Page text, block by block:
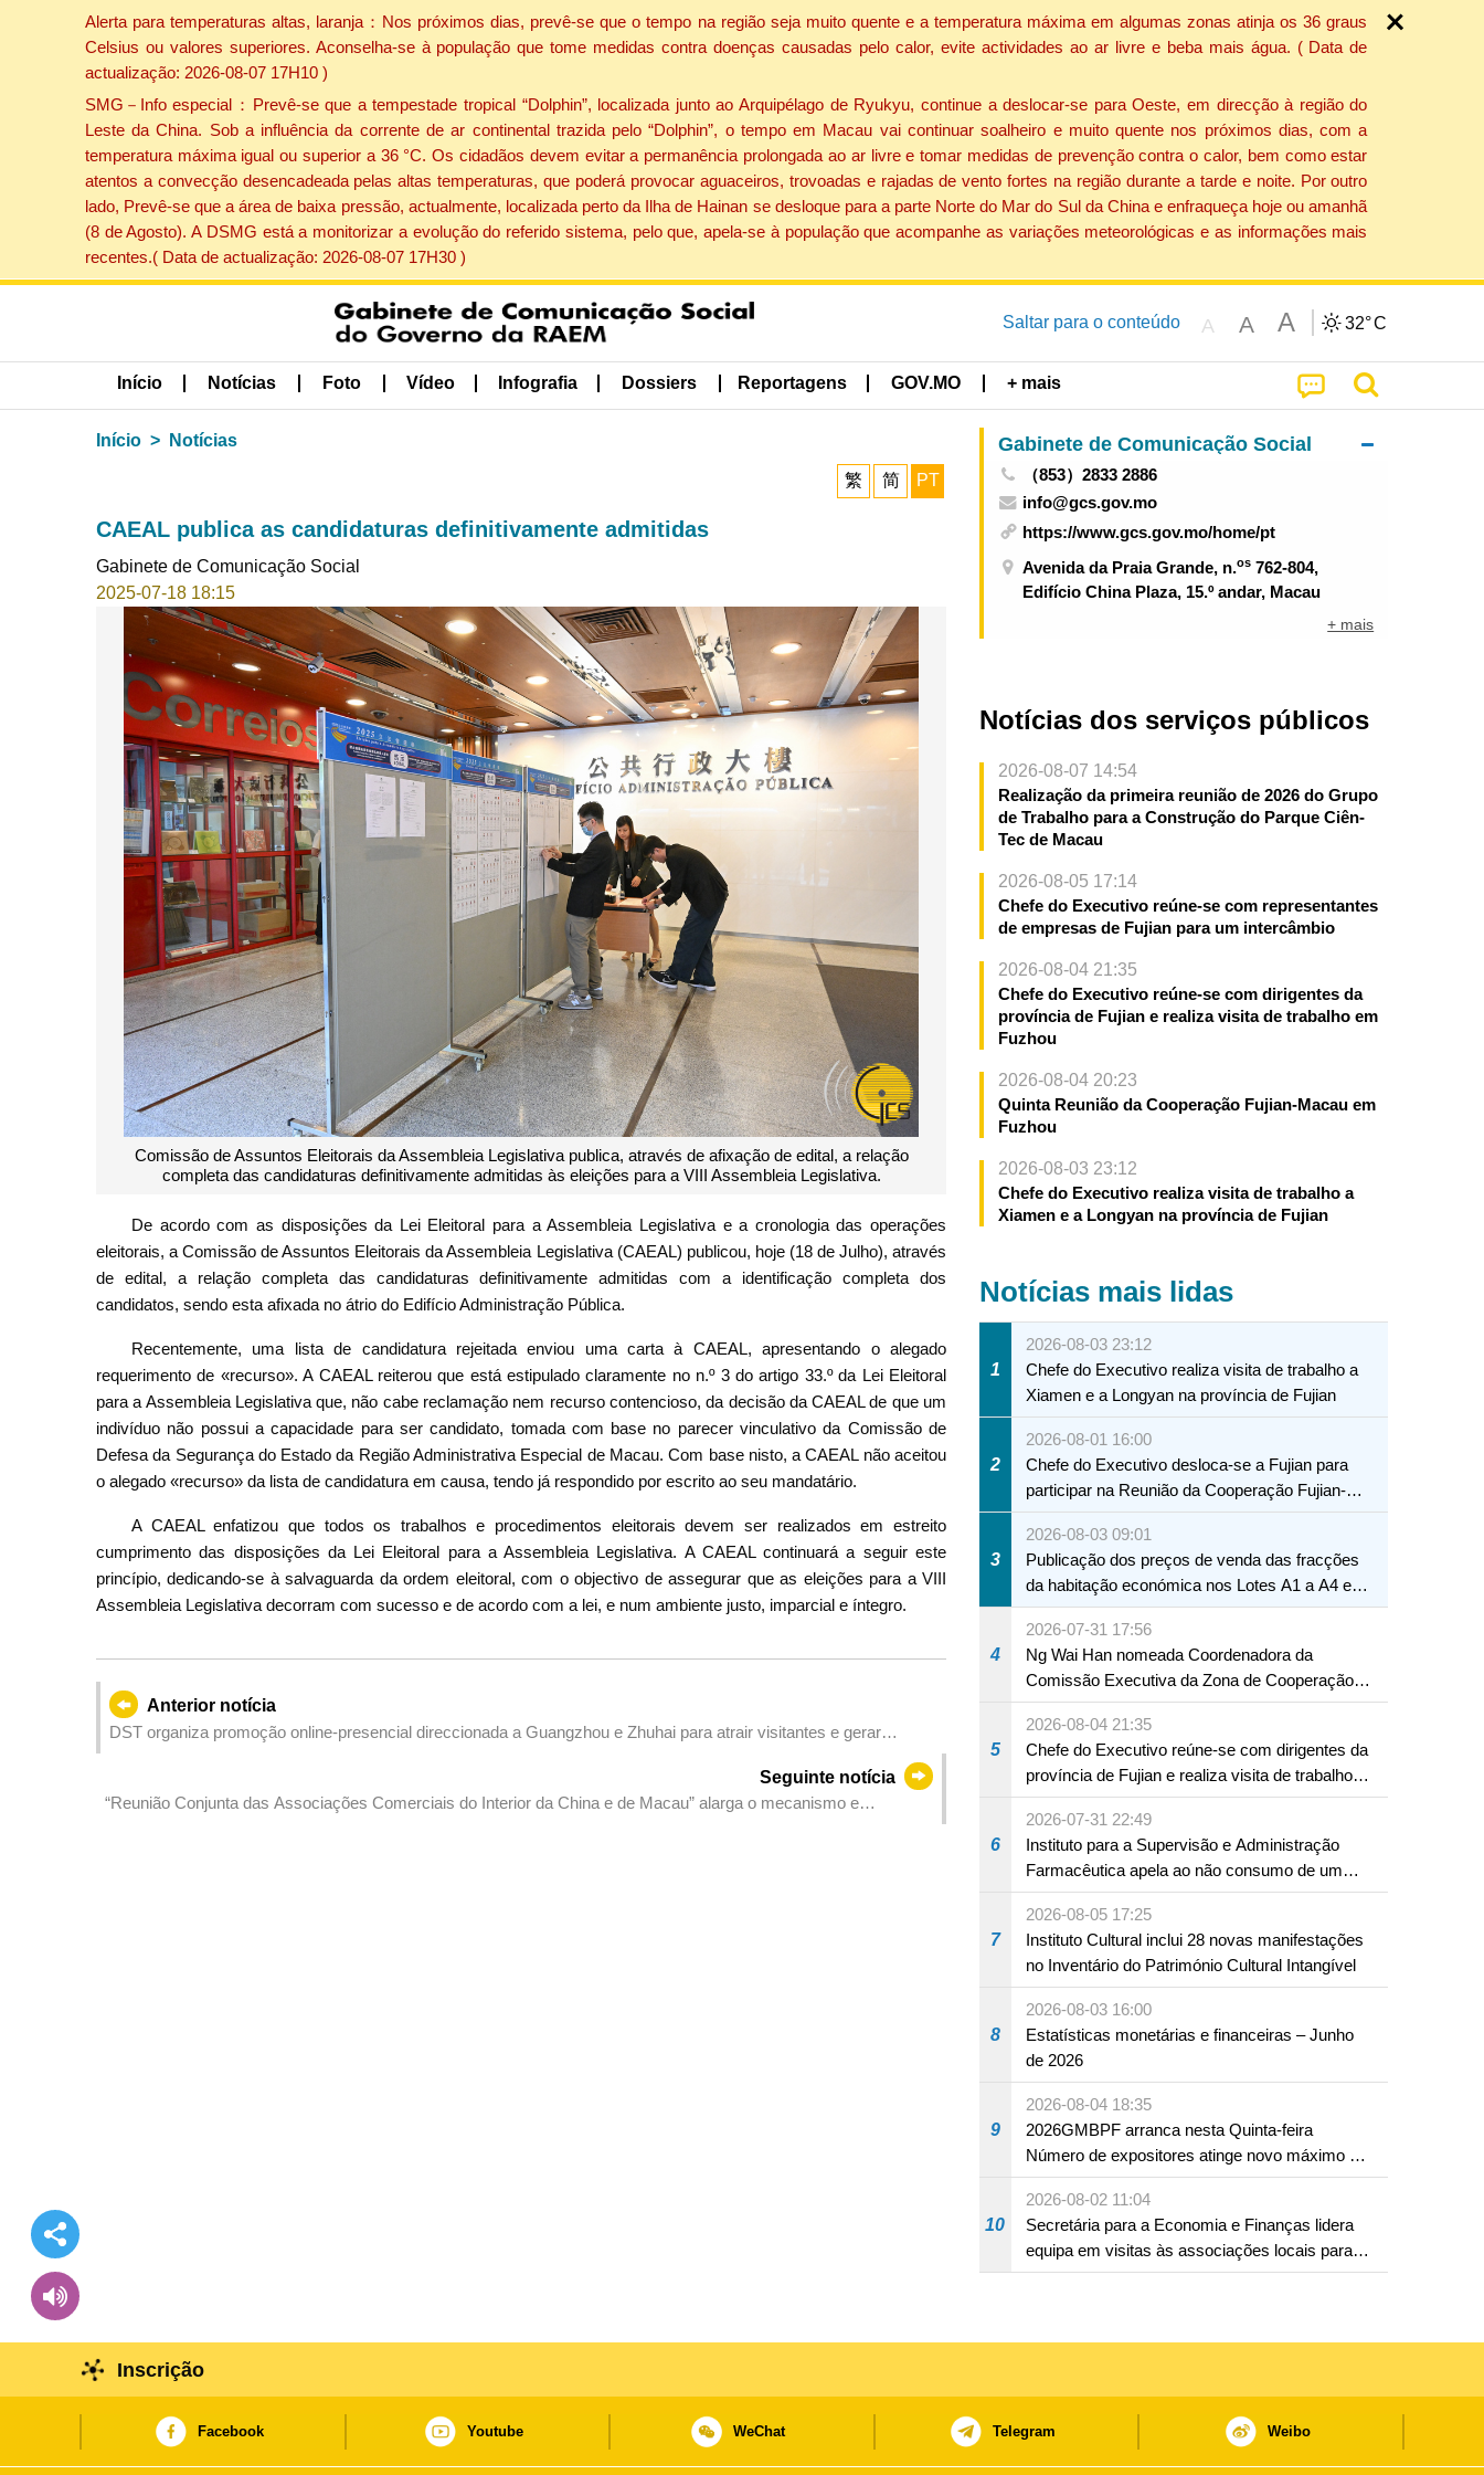
Alerta para temperaturas altas, laranja：Nos próximos dias, prevê-se que o tempo na região seja muito quente e a temperatura máxima em algumas zonas atinja os 36 graus
Celsius ou valores superiores. Aconselha-se à população que tome medidas contra doenças causadas pelo calor, evite actividades ao ar livre e beba mais água. ( Data de
actualização: 2026-08-07 17H10 )
SMG－Info especial：Prevê-se que a tempestade tropical “Dolphin”, localizada junto ao Arquipélago de Ryukyu, continue a deslocar-se para Oeste, em direcção à região do
Leste da China. Sob a influência da corrente de ar continental trazida pelo “Dolphin”, o tempo em Macau vai continuar soalheiro e muito quente nos próximos dias, com a
temperatura máxima igual ou superior a 36 °C. Os cidadãos devem evitar a permanência prolongada ao ar livre e tomar medidas de prevenção contra o calor, bem como estar
atentos a convecção desencadeada pelas altas temperaturas, que poderá provocar aguaceiros, trovoadas e rajadas de vento fortes na região durante a tarde e noite. Por outro
lado, Prevê-se que a área de baixa pressão, actualmente, localizada perto da Ilha de Hainan se desloque para a parte Norte do Mar do Sul da China e enfraqueça hoje ou amanhã
(8 de Agosto). A DSMG está a monitorizar a evolução do referido sistema, pelo que, apela-se à população que acompanhe as variações meteorológicas e as informações mais
recentes.( Data de actualização: 2026-08-07 17H30 )
Saltar para o conteúdo A A A 32°C
Início Notícias Foto Vídeo Infografia Dossiers Reportagens GOV.MO + mais
Início Notícias
繁 简 PT
CAEAL publica as candidaturas definitivamente admitidas
Gabinete de Comunicação Social
2025-07-18 18:15
Comissão de Assuntos Eleitorais da Assembleia Legislativa publica, através de afixação de edital, a relação
completa das candidaturas definitivamente admitidas às eleições para a VIII Assembleia Legislativa.
De acordo com as disposições da Lei Eleitoral para a Assembleia Legislativa e a cronologia das operações
eleitorais, a Comissão de Assuntos Eleitorais da Assembleia Legislativa (CAEAL) publicou, hoje (18 de Julho), através
de edital, a relação completa das candidaturas definitivamente admitidas com a identificação completa dos
candidatos, sendo esta afixada no átrio do Edifício Administração Pública.
Recentemente, uma lista de candidatura rejeitada enviou uma carta à CAEAL, apresentando o alegado
requerimento de «recurso». A CAEAL reiterou que está estipulado claramente no n.º 3 do artigo 33.º da Lei Eleitoral
para a Assembleia Legislativa que, não cabe reclamação nem recurso contencioso, da decisão da CAEAL de que um
indivíduo não possui a capacidade para ser candidato, tomada com base no parecer vinculativo da Comissão de
Defesa da Segurança do Estado da Região Administrativa Especial de Macau. Com base nisto, a CAEAL não aceitou
o alegado «recurso» da lista de candidatura em causa, tendo já respondido por escrito ao seu mandatário.
A CAEAL enfatizou que todos os trabalhos e procedimentos eleitorais devem ser realizados em estreito
cumprimento das disposições da Lei Eleitoral para a Assembleia Legislativa. A CAEAL continuará a seguir este
princípio, dedicando-se à salvaguarda da ordem eleitoral, com o objectivo de assegurar que as eleições para a VIII
Assembleia Legislativa decorram com sucesso e de acordo com a lei, e num ambiente justo, imparcial e íntegro.
Anterior notícia
DST organiza promoção online-presencial direccionada a Guangzhou e Zhuhai para atrair visitantes e gerar
Seguinte notícia
“Reunião Conjunta das Associações Comerciais do Interior da China e de Macau” alarga o mecanismo e
Gabinete de Comunicação Social
（853）2833 2886
info@gcs.gov.mo
https://www.gcs.gov.mo/home/pt
Avenida da Praia Grande, n.os 762-804,
Edifício China Plaza, 15.º andar, Macau
+ mais
Notícias dos serviços públicos
2026-08-07 14:54
Realização da primeira reunião de 2026 do Grupo
de Trabalho para a Construção do Parque Ciên-
Tec de Macau
2026-08-05 17:14
Chefe do Executivo reúne-se com representantes
de empresas de Fujian para um intercâmbio
2026-08-04 21:35
Chefe do Executivo reúne-se com dirigentes da
província de Fujian e realiza visita de trabalho em
Fuzhou
2026-08-04 20:23
Quinta Reunião da Cooperação Fujian-Macau em
Fuzhou
2026-08-03 23:12
Chefe do Executivo realiza visita de trabalho a
Xiamen e a Longyan na província de Fujian
Notícias mais lidas
1
2026-08-03 23:12
Chefe do Executivo realiza visita de trabalho a
Xiamen e a Longyan na província de Fujian
2
2026-08-01 16:00
Chefe do Executivo desloca-se a Fujian para
participar na Reunião da Cooperação Fujian-
Macau
3
2026-08-03 09:01
Publicação dos preços de venda das fracções
da habitação económica nos Lotes A1 a A4 e
A12 da Zona A dos Novos Aterros
4
2026-07-31 17:56
Ng Wai Han nomeada Coordenadora da
Comissão Executiva da Zona de Cooperação
Aprofundada entre Guangdong e Macau em
Hengqin
5
2026-08-04 21:35
Chefe do Executivo reúne-se com dirigentes da
província de Fujian e realiza visita de trabalho
em Fuzhou
6
2026-07-31 22:49
Instituto para a Supervisão e Administração
Farmacêutica apela ao não consumo de um
produto com substâncias medicamentosas
ocidentais
7
2026-08-05 17:25
Instituto Cultural inclui 28 novas manifestações
no Inventário do Património Cultural Intangível
8
2026-08-03 16:00
Estatísticas monetárias e financeiras – Junho
de 2026
9
2026-08-04 18:35
2026GMBPF arranca nesta Quinta-feira
Número de expositores atinge novo máximo em
18 anos
10
2026-08-02 11:04
Secretária para a Economia e Finanças lidera
equipa em visitas às associações locais para
consolidar consensos e promover os trabalhos
Inscrição
Facebook Youtube WeChat Telegram Weibo